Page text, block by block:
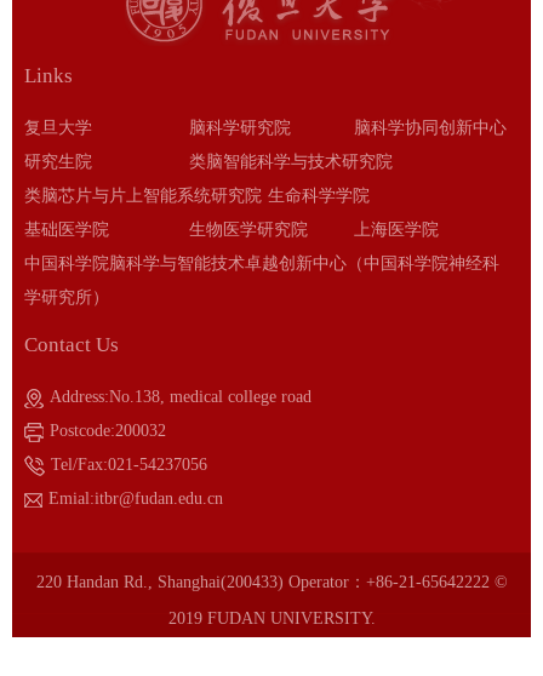
Links
复旦大学 脑科学研究院
脑科学协同创新中心
研究生院
类脑智能科学与技术研究院
类脑芯片与片上智能系统研究院 生命科学学院
基础医学院
生物医学研究院
上海医学院
中国科学院脑科学与智能技术卓越创新中心（中国科学院神经科
学研究所）
Contact Us
Address:No.138, medical college road
Postcode:200032
Tel/Fax:021-54237056
Emial:itbr@fudan.edu.cn
220 Handan Rd., Shanghai(200433) Operator：+86-21-65642222 ©
2019 FUDAN UNIVERSITY.